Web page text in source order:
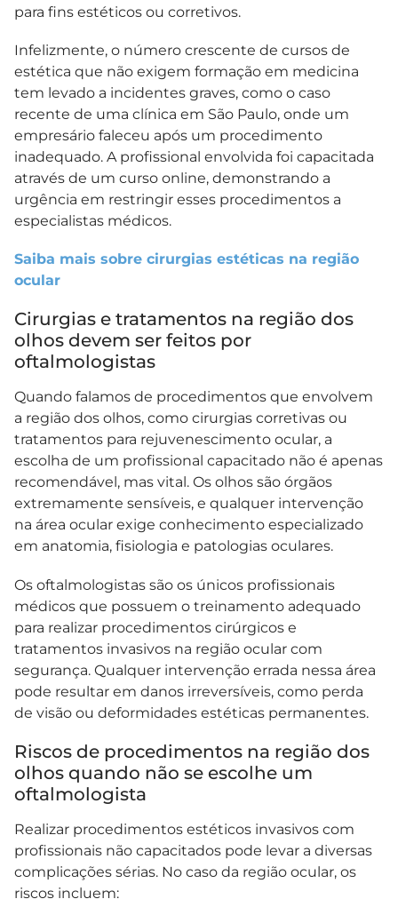
para fins estéticos ou corretivos.
Infelizmente, o número crescente de cursos de
estética que não exigem formação em medicina
tem levado a incidentes graves, como o caso
recente de uma clínica em São Paulo, onde um
empresário faleceu após um procedimento
inadequado. A profissional envolvida foi capacitada
através de um curso online, demonstrando a
urgência em restringir esses procedimentos a
especialistas médicos.
Saiba mais sobre cirurgias estéticas na região
ocular
Cirurgias e tratamentos na região dos
olhos devem ser feitos por
oftalmologistas
Quando falamos de procedimentos que envolvem
a região dos olhos, como cirurgias corretivas ou
tratamentos para rejuvenescimento ocular, a
escolha de um profissional capacitado não é apenas
recomendável, mas vital. Os olhos são órgãos
extremamente sensíveis, e qualquer intervenção
na área ocular exige conhecimento especializado
em anatomia, fisiologia e patologias oculares.
Os oftalmologistas são os únicos profissionais
médicos que possuem o treinamento adequado
para realizar procedimentos cirúrgicos e
tratamentos invasivos na região ocular com
segurança. Qualquer intervenção errada nessa área
pode resultar em danos irreversíveis, como perda
de visão ou deformidades estéticas permanentes.
Riscos de procedimentos na região dos
olhos quando não se escolhe um
oftalmologista
Realizar procedimentos estéticos invasivos com
profissionais não capacitados pode levar a diversas
complicações sérias. No caso da região ocular, os
riscos incluem: